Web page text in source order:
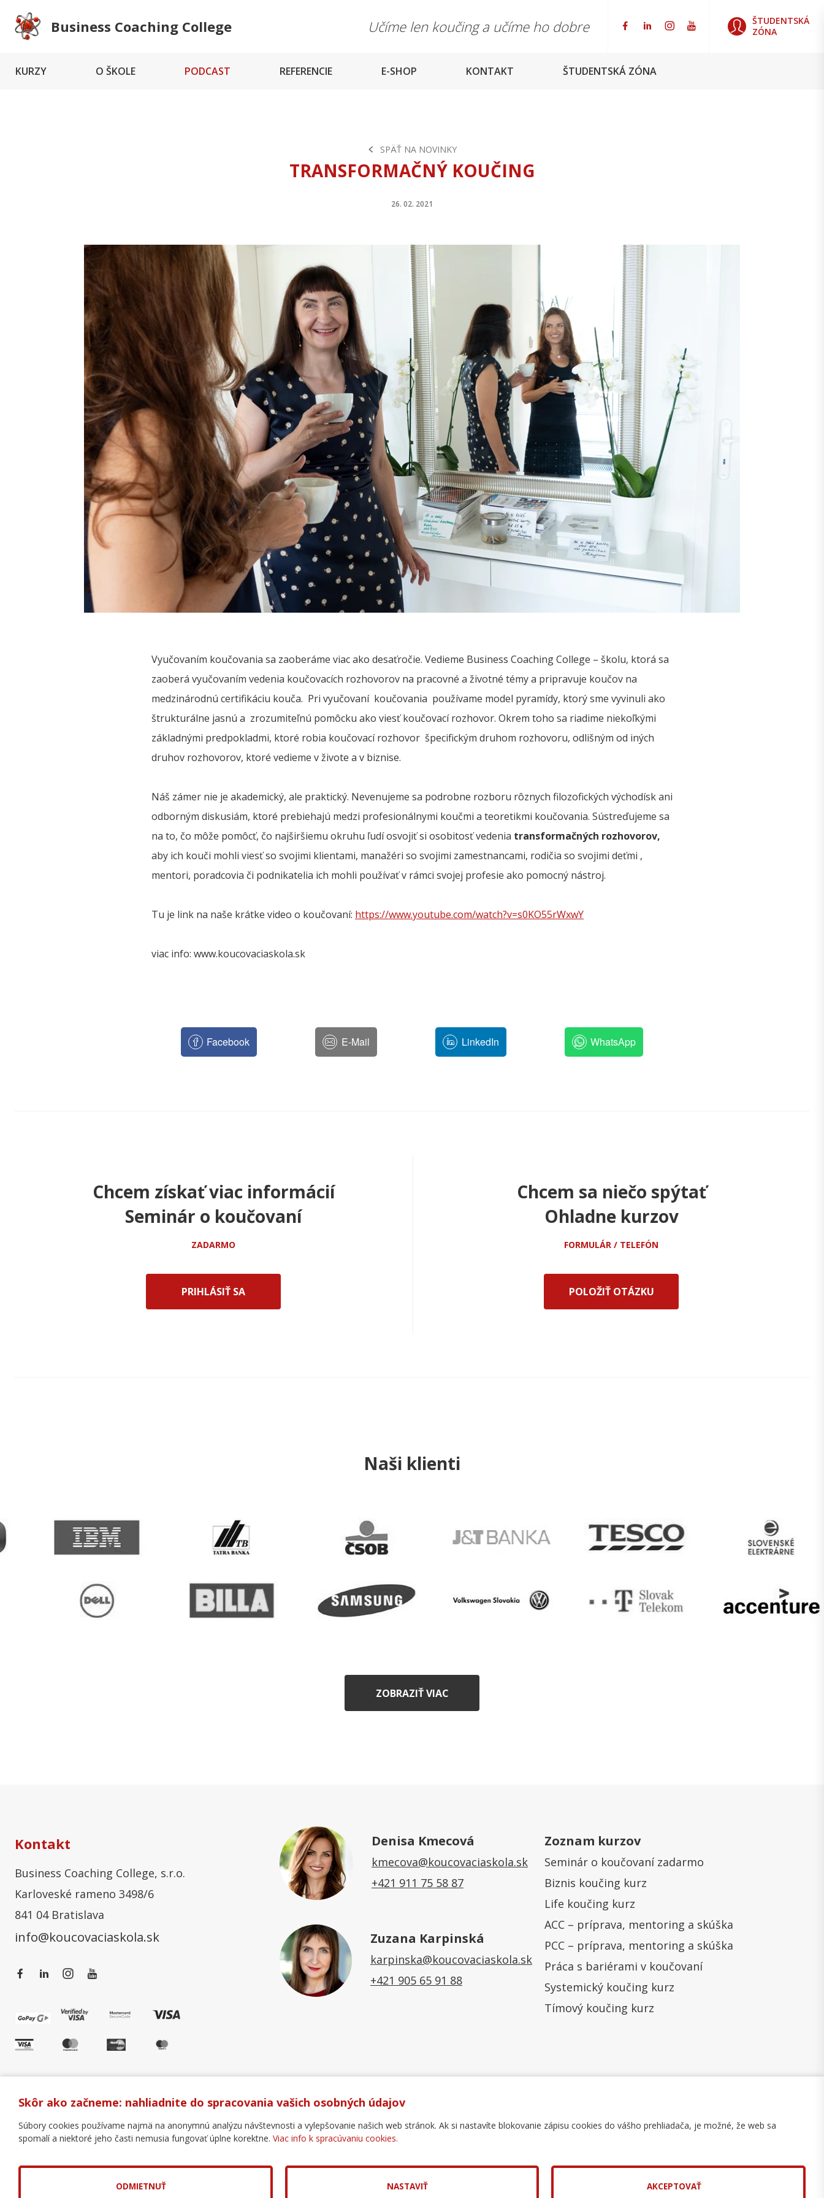
Business Coaching College Učíme len koučing a učíme ho dobre
ŠTUDENTSKÁ
ZÓNA
KURZY O ŠKOLE PODCAST REFERENCIE E-SHOP KONTAKT ŠTUDENTSKÁ ZÓNA
SPÄŤ NA NOVINKY
TRANSFORMAČNÝ KOUČING
26. 02. 2021
Vyučovaním koučovania sa zaoberáme viac ako desaťročie. Vedieme Business Coaching College – školu, ktorá sa
zaoberá vyučovaním vedenia koučovacích rozhovorov na pracovné a životné témy a pripravuje koučov na
medzinárodnú certifikáciu kouča. Pri vyučovaní koučovania používame model pyramídy, ktorý sme vyvinuli ako
štrukturálne jasnú a zrozumiteľnú pomôcku ako viesť koučovací rozhovor. Okrem toho sa riadime niekoľkými
základnými predpokladmi, ktoré robia koučovací rozhovor špecifickým druhom rozhovoru, odlišným od iných
druhov rozhovorov, ktoré vedieme v živote a v biznise.
Náš zámer nie je akademický, ale praktický. Nevenujeme sa podrobne rozboru rôznych filozofických východísk ani
odborným diskusiám, ktoré prebiehajú medzi profesionálnymi koučmi a teoretikmi koučovania. Sústreďujeme sa
na to, čo môže pomôcť, čo najširšiemu okruhu ľudí osvojiť si osobitosť vedenia transformačných rozhovorov,
aby ich kouči mohli viesť so svojimi klientami, manažéri so svojimi zamestnancami, rodičia so svojimi deťmi ,
mentori, poradcovia či podnikatelia ich mohli používať v rámci svojej profesie ako pomocný nástroj.
Tu je link na naše krátke video o koučovaní: https://www.youtube.com/watch?v=s0KO55rWxwY
viac info: www.koucovaciaskola.sk
Facebook E-Mail LinkedIn WhatsApp
Chcem získať viac informácií
Seminár o koučovaní
ZADARMO
PRIHLÁSIŤ SA
Chcem sa niečo spýtať
Ohladne kurzov
FORMULÁR / TELEFÓN
POLOŽIŤ OTÁZKU
Naši klienti
ZOBRAZIŤ VIAC
Kontakt
Business Coaching College, s.r.o.
Karloveské rameno 3498/6
841 04 Bratislava
info@koucovaciaskola.sk
Denisa Kmecová
kmecova@koucovaciaskola.sk
+421 911 75 58 87
Zuzana Karpinská
karpinska@koucovaciaskola.sk
+421 905 65 91 88
Zoznam kurzov
Seminár o koučovaní zadarmo
Biznis koučing kurz
Life koučing kurz
ACC – príprava, mentoring a skúška
PCC – príprava, mentoring a skúška
Práca s bariérami v koučovaní
Systemický koučing kurz
Tímový koučing kurz
Všeobecné obchodné podmienky Správa cookies Ochrana osobných údajov
Copyright © 2018 - 2026 Business Coaching College, s.r.o.
aredakčný systém
Skôr ako začneme: nahliadnite do spracovania vašich osobných údajov
Súbory cookies používame najmä na anonymnú analýzu návštevnosti a vylepšovanie našich web stránok. Ak si nastavíte blokovanie zápisu cookies do vášho prehliadača, je možné, že web sa
spomalí a niektoré jeho časti nemusia fungovať úplne korektne. Viac info k spracúvaniu cookies.
ODMIETNUŤ NASTAVIŤ AKCEPTOVAŤ